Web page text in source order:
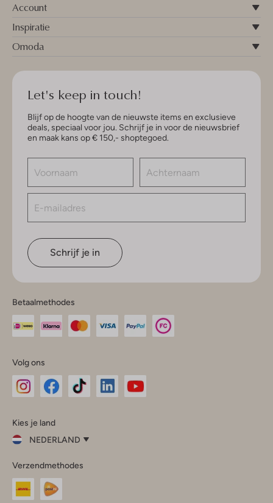
Account
Inspiratie
Omoda
Let's keep in touch!
Blijf op de hoogte van de nieuwste items en exclusieve
deals, speciaal voor jou. Schrijf je in voor de nieuwsbrief
en maak kans op € 150,- shoptegoed.
Schrijf je in
Betaalmethodes
Volg ons
InstagramFacebook
Kies je land
NEDERLAND
je
land
Nederland
Verzendmethodes